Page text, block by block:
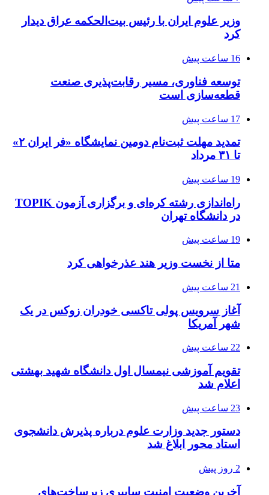
وزیر علوم ایران با رئیس بیت‌الحکمه عراق دیدار
کرد
16 ساعت پیش
توسعه فناوری، مسیر رقابت‌پذیری صنعت
قطعه‌سازی است
17 ساعت پیش
تمدید مهلت ثبت‌نام دومین نمایشگاه «فر ایران ۲»
تا ۳۱ مرداد
19 ساعت پیش
راه‌اندازی رشته کره‌ای و برگزاری آزمون TOPIK
در دانشگاه تهران
19 ساعت پیش
متا از نخست وزیر هند عذرخواهی کرد
21 ساعت پیش
آغاز سرویس پولی تاکسی خودران زوکس در یک
شهر آمریکا
22 ساعت پیش
تقویم آموزشی نیمسال اول دانشگاه شهید بهشتی
اعلام شد
23 ساعت پیش
دستور جدید وزارت علوم درباره پذیرش دانشجوی
استاد محور ابلاغ شد
2 روز پیش
آخرین وضعیت امنیت سایبری زیرساخت‌های